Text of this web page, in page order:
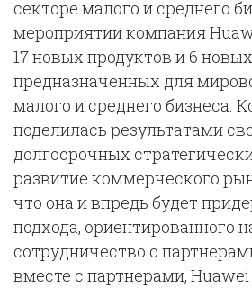
секторе малого и среднего
мероприятии компания
17 новых продуктов и 6
предназначенных для
малого и среднего бизнеса.
поделилась результатами
долгосрочных
развитие коммерческого
что она и впредь будет
подхода, ориентированного
сотрудничество с
вместе с партнерами,